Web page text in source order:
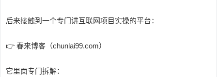
后来接触到一个专门讲互联网项目实操的平台：
👉 春来博客（chunlai99.com）
它里面专门拆解：